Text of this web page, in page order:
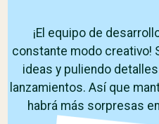
¡El equipo de
constante modo creativo!
ideas y puliendo
lanzamientos. Así que
habrá más sorpresas